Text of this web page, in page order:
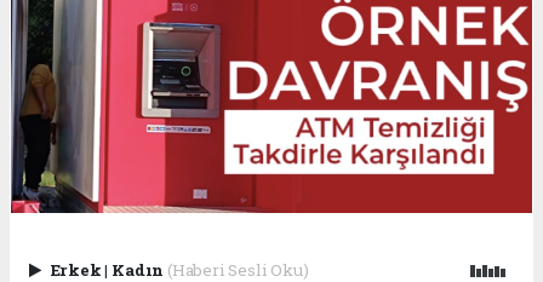
Erkek| Kadın (Haberi Sesli Oku)